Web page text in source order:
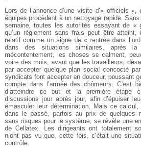
Lors de l’annonce d’une visite d’« officiels »,
équipes procèdent à un nettoyage rapide.
semaine, toutes les autorités essayant de «
qu’un règlement sans frais peut être
relatif comme un signe de « rentrée dans
dans des situations similaires, après la
mécontentement, les choses se calment,
voire des mois, avant que les travailleurs,
par accepter quelque plan social concocté
syndicats font accepter en douceur, poussant
compte dans l’armée des chômeurs. C’est
d’atteindre ce but et la première étape
discussions jour après jour, afin d’épuiser
émasculer leur détermination. Mais ce
dans le passé, parfois au prix de quelques
sans risques pour le système, se révèle une
de Cellatex. Les dirigeants ont totalement
n’ont pas vu que, cette fois, c’était une
contrôle.